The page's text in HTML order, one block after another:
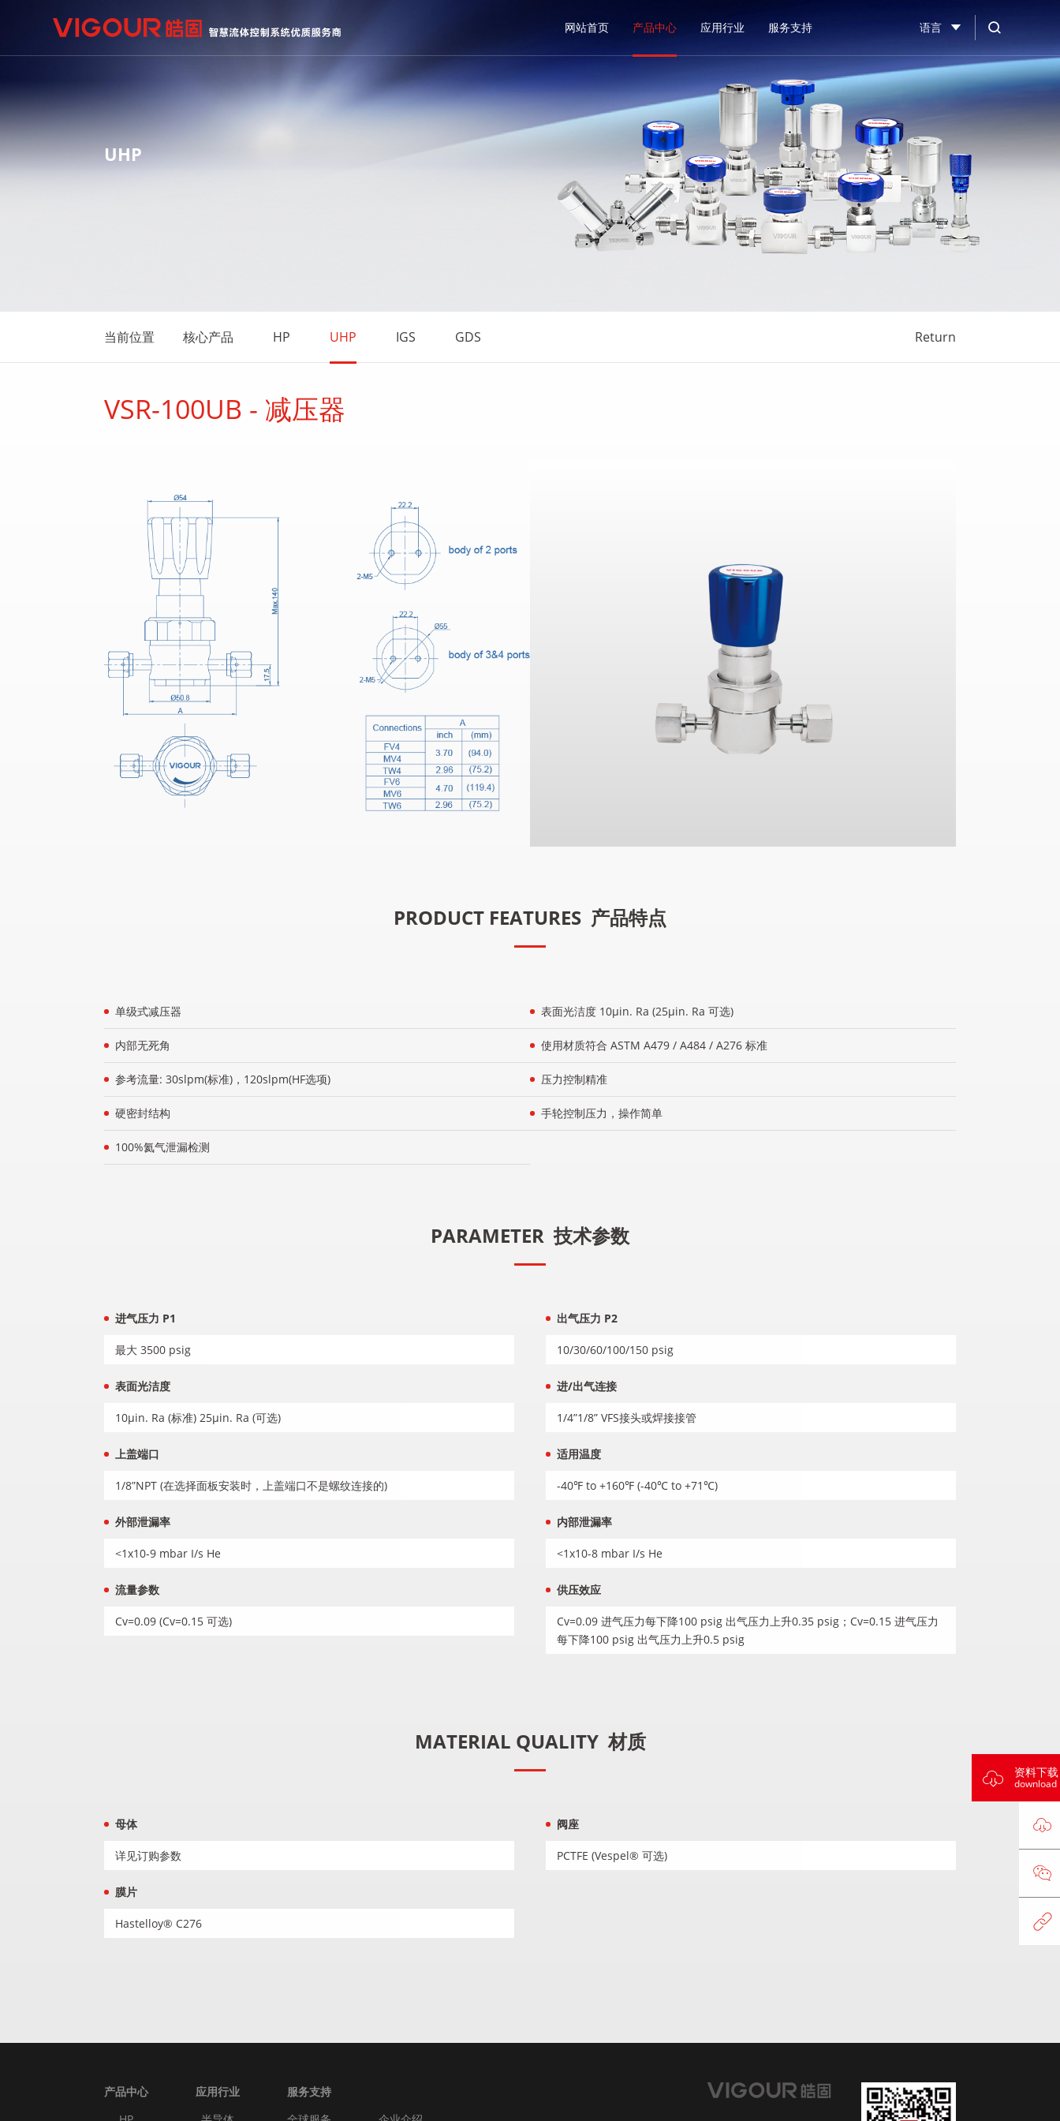
语言
网站首页 产品中心 应用行业 服务支持
UHP
当前位置 核心产品 HP UHP IGS GDS Return
VSR-100UB - 减压器
PRODUCT FEATURES 产品特点
单级式减压器 表面光洁度 10μin. Ra (25μin. Ra 可选)
内部无死角 使用材质符合 ASTM A479 / A484 / A276 标准
参考流量: 30slpm(标准)，120slpm(HF选项) 压力控制精准
硬密封结构 手轮控制压力，操作简单
100%氦气泄漏检测
PARAMETER 技术参数
进气压力 P1
最大 3500 psig
出气压力 P2
10/30/60/100/150 psig
表面光洁度
10μin. Ra (标准) 25μin. Ra (可选)
进/出气连接
1/4”1/8” VFS接头或焊接接管
上盖端口
1/8”NPT (在选择面板安装时，上盖端口不是螺纹连接的)
适用温度
-40℉ to +160℉ (-40℃ to +71℃)
外部泄漏率
<1x10-9 mbar I/s He
内部泄漏率
<1x10-8 mbar I/s He
流量参数
Cv=0.09 (Cv=0.15 可选)
供压效应
Cv=0.09 进气压力每下降100 psig 出气压力上升0.35 psig；Cv=0.15 进气压力
每下降100 psig 出气压力上升0.5 psig
MATERIAL QUALITY 材质
母体
详见订购参数
阀座
PCTFE (Vespel® 可选)
膜片
Hastelloy® C276
资料下载
download
产品中心
应用行业
服务支持